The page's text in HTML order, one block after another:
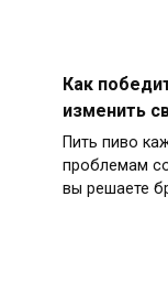
Как
изменить
Пить пиво
проблемам
вы решаете